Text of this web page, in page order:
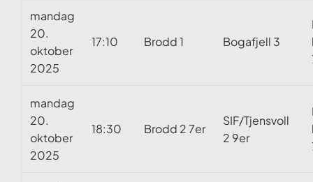
mandag
20.
oktober
2025
17:10 Brodd 1 Bogafjell 3
mandag
20.
oktober
2025
18:30 Brodd 2 7er
SIF/Tjensvoll
2 9er